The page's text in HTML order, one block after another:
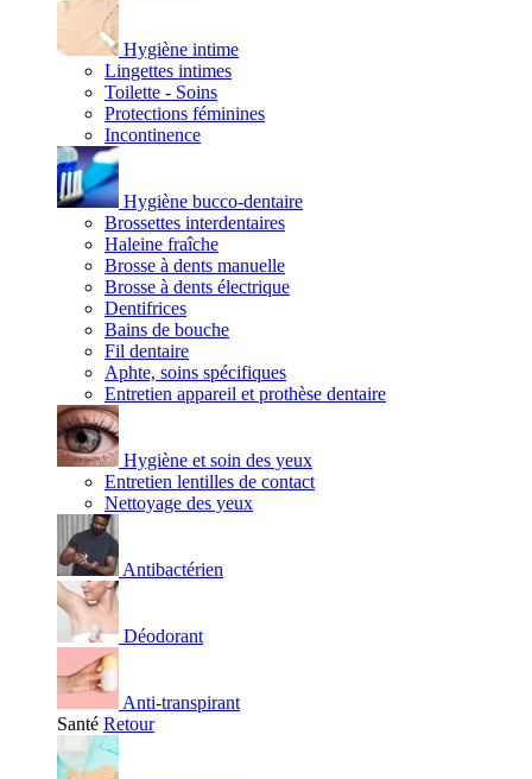
Hygiène intime
Lingettes intimes
Toilette - Soins
Protections féminines
Incontinence
Hygiène bucco-dentaire
Brossettes interdentaires
Haleine fraîche
Brosse à dents manuelle
Brosse à dents électrique
Dentifrices
Bains de bouche
Fil dentaire
Aphte, soins spécifiques
Entretien appareil et prothèse dentaire
Hygiène et soin des yeux
Entretien lentilles de contact
Nettoyage des yeux
Antibactérien
Déodorant
Anti-transpirant
Santé Retour